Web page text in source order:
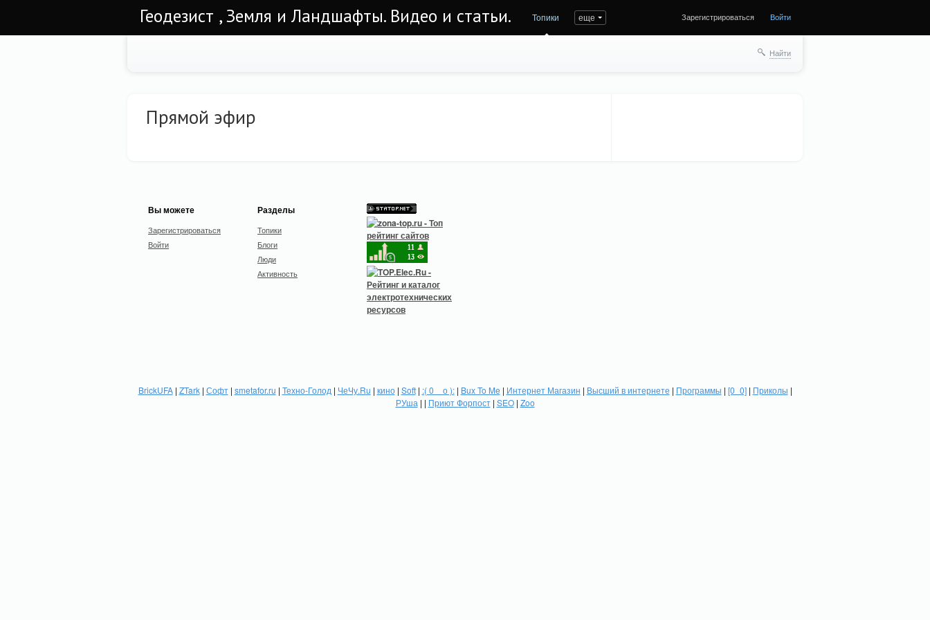
Геодезист , Земля и Ландшафты. Видео и статьи. Топики еще Зарегистрироваться Войти
Найти
Прямой эфир
Вы можете
Зарегистрироваться
Войти
Разделы
Топики
Блоги
Люди
Активность
BrickUFA| ZTark| Софт| smetafor.ru | Техно-Голод | ЧеЧу.Ru | кино| Soft| :( 0 _ о ):| Bux To Me | Интернет Магазин | Высший в интернете | Программы | [0_0]| Приколы |
РУша | | Приют Форпост| SEO| Zoo